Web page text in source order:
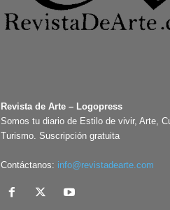
Revista de Arte – Logopress
Somos tu diario de Estilo de vivir, Arte,
Turismo. Suscripción gratuita
Contáctanos: info@revistadearte.com